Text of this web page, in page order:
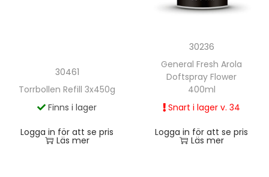
30461
Torrbollen Refill 3x450g
Finns i lager
Logga in för att se pris
Läs mer
30236
General Fresh Arola
Doftspray Flower
400ml
Snart i lager v. 34
Logga in för att se pris
Läs mer